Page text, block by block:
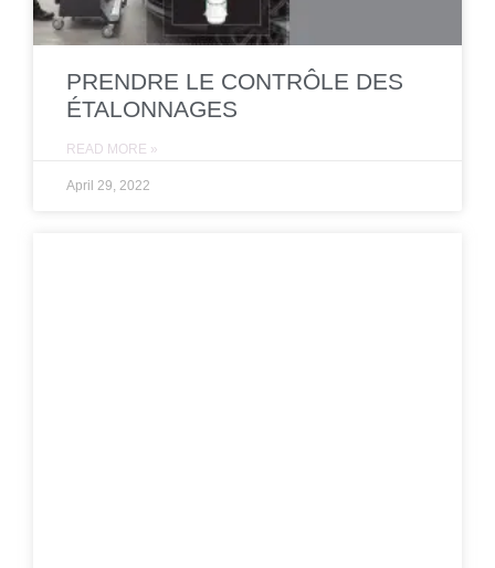
PRENDRE LE CONTRÔLE DES
ÉTALONNAGES
READ MORE »
April 29, 2022